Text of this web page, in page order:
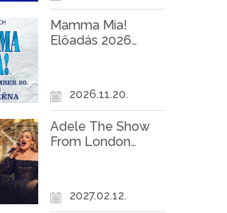
Mamma Mia!
Előadás 2026
2026.11.20.
Adele The Show
From London
2027.02.12.